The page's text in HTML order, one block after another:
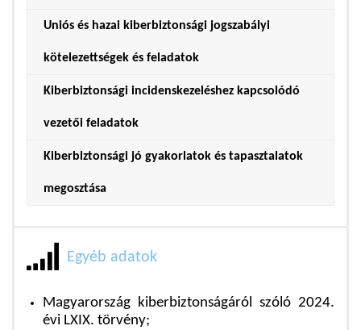
Uniós és hazai kiberbiztonsági jogszabályi
kötelezettségek és feladatok
Kiberbiztonsági incidenskezeléshez kapcsolódó
vezetői feladatok
Kiberbiztonsági jó gyakorlatok és tapasztalatok
megosztása
Egyéb adatok
Magyarország kiberbiztonságáról szóló 2024.
évi LXIX. törvény;